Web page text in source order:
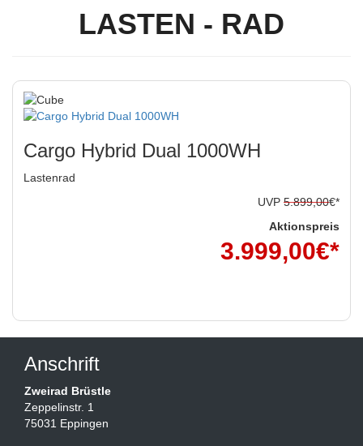
LASTEN - RAD
Cargo Hybrid Dual 1000WH
Lastenrad
UVP 5.899,00€*
Aktionspreis
3.999,00€*
Anschrift
Zweirad Brüstle
Zeppelinstr. 1
75031 Eppingen